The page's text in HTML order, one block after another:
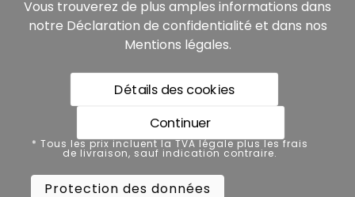
* Tous les prix incluent la TVA légale plus les frais de
livraison, sauf indication contraire.
Protection des données
Mentions légales
Vous trouverez de plus amples informations dans
notre Déclaration de confidentialité et dans nos
Mentions légales.
Détails des cookies
Continuer
* Tous les prix incluent la TVA légale plus les frais
de livraison, sauf indication contraire.
Protection des données